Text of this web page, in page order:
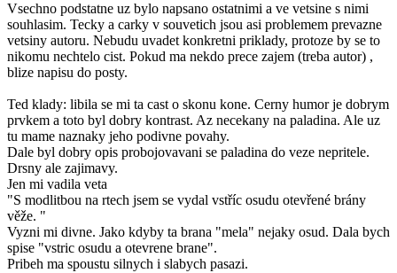
Vsechno podstatne uz bylo napsano ostatnimi a ve vetsine s nimi
souhlasim. Tecky a carky v souvetich jsou asi problemem prevazne
vetsiny autoru. Nebudu uvadet konkretni priklady, protoze by se to
nikomu nechtelo cist. Pokud ma nekdo prece zajem (treba autor) ,
blize napisu do posty.
Ted klady: libila se mi ta cast o skonu kone. Cerny humor je dobrym
prvkem a toto byl dobry kontrast. Az necekany na paladina. Ale uz
tu mame naznaky jeho podivne povahy.
Dale byl dobry opis probojovavani se paladina do veze nepritele.
Drsny ale zajimavy.
Jen mi vadila veta
"S modlitbou na rtech jsem se vydal vstříc osudu otevřené brány
věže. "
Vyzni mi divne. Jako kdyby ta brana "mela" nejaky osud. Dala bych
spise "vstric osudu a otevrene brane".
Pribeh ma spoustu silnych i slabych pasazi.